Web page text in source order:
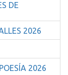
DE
2026
2026